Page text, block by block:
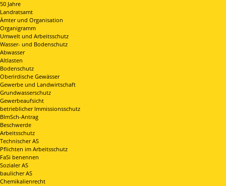
50 Jahre
Landratsamt
Ämter und Organisation
Organigramm
Umwelt und Arbeitsschutz
Wasser- und Bodenschutz
Abwasser
Altlasten
Bodenschutz
Oberirdische Gewässer
Gewerbe und Landwirtschaft
Grundwasserschutz
Gewerbeaufsicht
betrieblicher Immissionsschutz
BImSch-Antrag
Beschwerde
Arbeitsschutz
Technischer AS
Pflichten im Arbeitsschutz
FaSi benennen
Sozialer AS
baulicher AS
Chemikalienrecht